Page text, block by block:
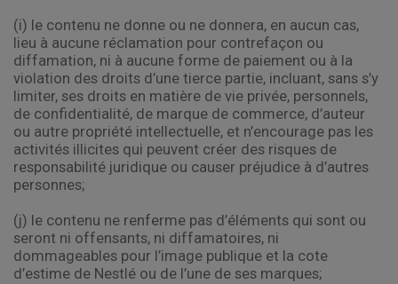
(i) le contenu ne donne ou ne donnera, en aucun cas,
lieu à aucune réclamation pour contrefaçon ou
diffamation, ni à aucune forme de paiement ou à la
violation des droits d’une tierce partie, incluant, sans s’y
limiter, ses droits en matière de vie privée, personnels,
de confidentialité, de marque de commerce, d’auteur
ou autre propriété intellectuelle, et n’encourage pas les
activités illicites qui peuvent créer des risques de
responsabilité juridique ou causer préjudice à d’autres
personnes;
(j) le contenu ne renferme pas d’éléments qui sont ou
seront ni offensants, ni diffamatoires, ni
dommageables pour l’image publique et la cote
d’estime de Nestlé ou de l’une de ses marques;